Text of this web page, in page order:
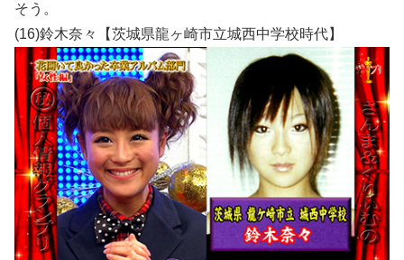
そう。
(16)鈴木奈々【茨城県龍ヶ崎市立城西中学校時代】